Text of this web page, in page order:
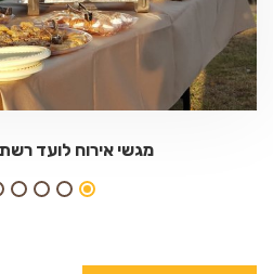
מגשי אירוח לועד